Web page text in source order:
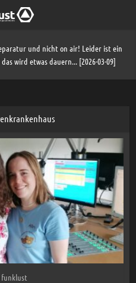
und nicht on air! Leider ist ein
wird etwas dauern... [2026-03-09]
funklust